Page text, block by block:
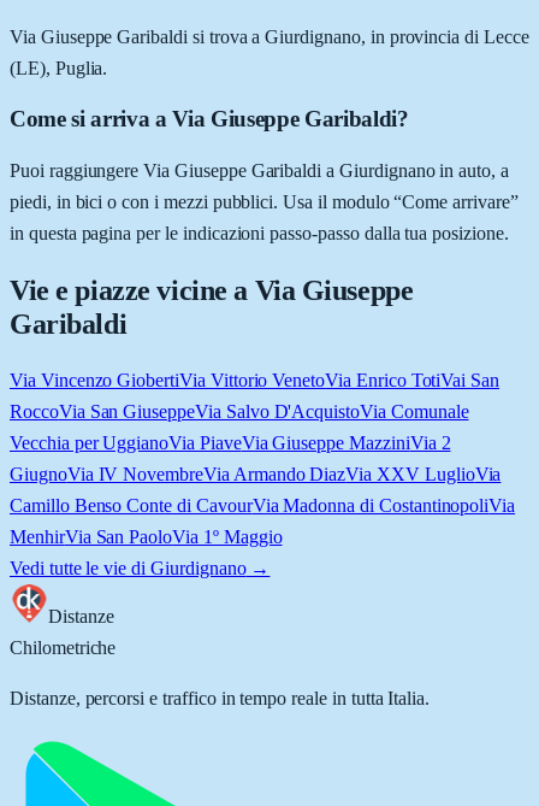
Via Giuseppe Garibaldi si trova a Giurdignano, in provincia di Lecce
(LE), Puglia.
Come si arriva a Via Giuseppe Garibaldi?
Puoi raggiungere Via Giuseppe Garibaldi a Giurdignano in auto, a
piedi, in bici o con i mezzi pubblici. Usa il modulo “Come arrivare”
in questa pagina per le indicazioni passo-passo dalla tua posizione.
Vie e piazze vicine a Via Giuseppe
Garibaldi
Via Vincenzo GiobertiVia Vittorio VenetoVia Enrico TotiVai San
RoccoVia San GiuseppeVia Salvo D'AcquistoVia Comunale
Vecchia per UggianoVia PiaveVia Giuseppe MazziniVia 2
GiugnoVia IV NovembreVia Armando DiazVia XXV LuglioVia
Camillo Benso Conte di CavourVia Madonna di CostantinopoliVia
MenhirVia San PaoloVia 1º Maggio
Vedi tutte le vie di Giurdignano→
Distanze
Chilometriche
Distanze, percorsi e traffico in tempo reale in tutta Italia.